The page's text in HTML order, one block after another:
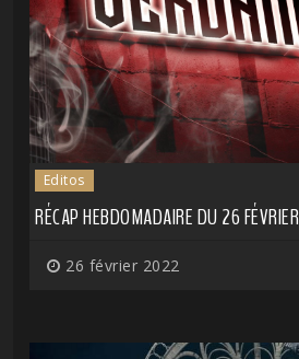
Editos
RÉCAP HEBDOMADAIRE DU 26 FÉVRIER
26 février 2022